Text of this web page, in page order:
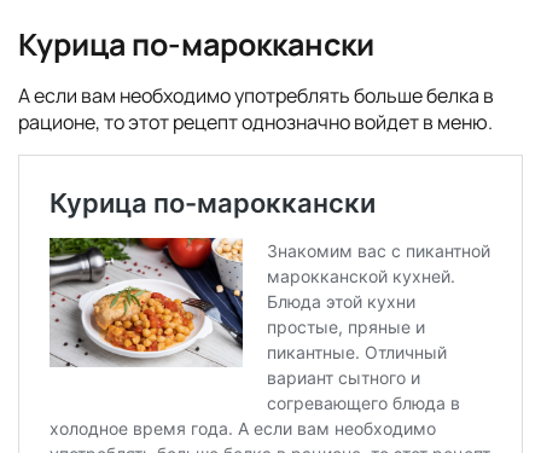
Курица по-мароккански
А если вам необходимо употреблять больше белка в
рационе, то этот рецепт однозначно войдет в меню.